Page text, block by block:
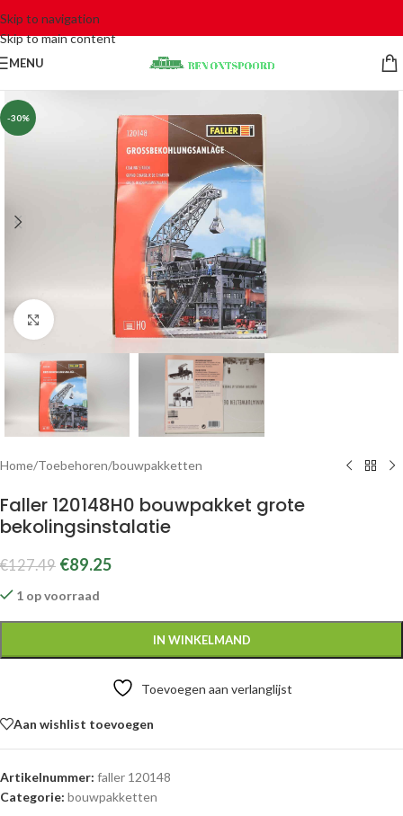
Skip to navigation
Skip to main content
MENU
-30%
Click to enlarge
Home/Toebehoren/bouwpakketten
Faller 120148H0 bouwpakket grote
bekolingsinstalatie
€127.49 €89.25
1 op voorraad
IN WINKELMAND
Toevoegen aan verlanglijst
Aan wishlist toevoegen
Artikelnummer: faller 120148
Categorie: bouwpakketten